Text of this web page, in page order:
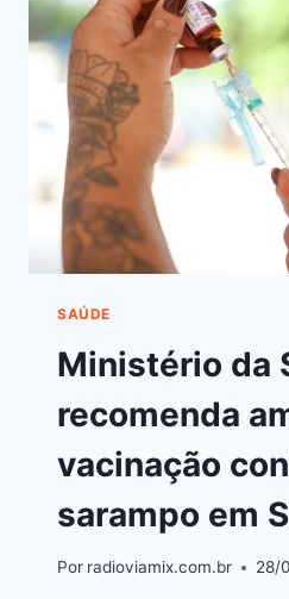
SAÚDE
Ministério da
recomenda
vacinação
sarampo em
Por radioviamix.com.br 28/